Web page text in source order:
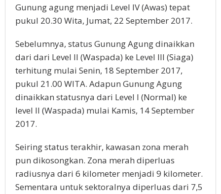
Gunung agung menjadi Level IV (Awas) tepat
pukul 20.30 Wita, Jumat, 22 September 2017.
Sebelumnya, status Gunung Agung dinaikkan
dari dari Level II (Waspada) ke Level III (Siaga)
terhitung mulai Senin, 18 September 2017,
pukul 21.00 WITA. Adapun Gunung Agung
dinaikkan statusnya dari Level I (Normal) ke
level II (Waspada) mulai Kamis, 14 September
2017.
Seiring status terakhir, kawasan zona merah
pun dikosongkan. Zona merah diperluas
radiusnya dari 6 kilometer menjadi 9 kilometer.
Sementara untuk sektoralnya diperluas dari 7,5